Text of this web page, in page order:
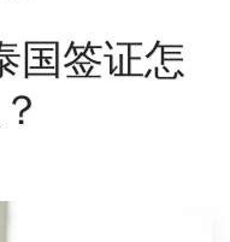
国签证怎